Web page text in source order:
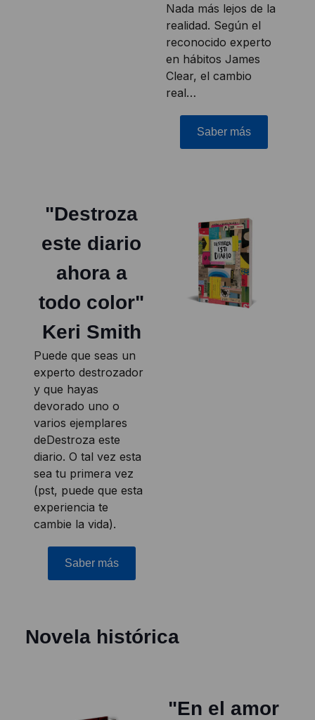
Nada más lejos de la
realidad. Según el
reconocido experto
en hábitos James
Clear, el cambio
real…
Saber más
"Destroza
este diario
ahora a
todo color"
Keri Smith
Puede que seas un
experto destrozador
y que hayas
devorado uno o
varios ejemplares
deDestroza este
diario. O tal vez esta
sea tu primera vez
(pst, puede que esta
experiencia te
cambie la vida).
Saber más
Novela histórica
"En el amor